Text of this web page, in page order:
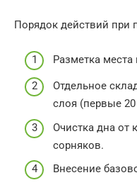
Порядок действий при
Разметка
Отдельное
слоя (первые
Очистка дна от
сорняков.
Внесение